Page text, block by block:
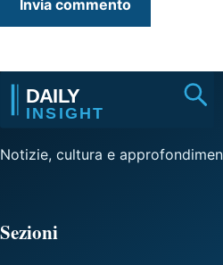
Notizie, cultura e
Sezioni